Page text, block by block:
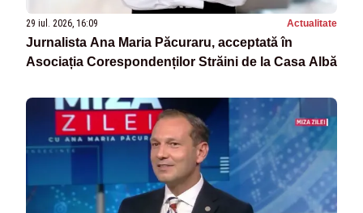
29 iul. 2026, 16:09 Actualitate
Jurnalista Ana Maria Păcuraru, acceptată în
Asociația Corespondenților Străini de la Casa Albă